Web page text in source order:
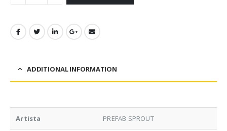
ADDITIONAL INFORMATION
Artista PREFAB SPROUT